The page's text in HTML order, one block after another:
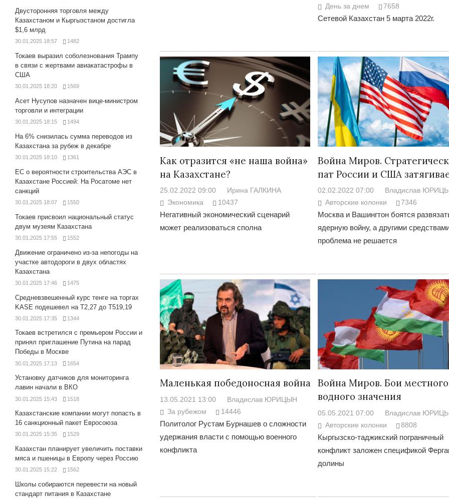
День за днем
7658
Сетевой Казахстан 5 марта 2022г.
Как отразится «не наша война»
на Казахстане?
25.02.2022 09:00
Ирина ГАЛКИНА
Экономика
10437
Негативный экономический сценарий
может реализоваться сполна
Война Миров.
пат России и США
02.02.2022 07:00
Владислав
Авторские колонки
7346
Москва и Вашингтон боятся
ядерную войну, а другими
проблема не решается
Маленькая победоносная война
13.05.2021 13:00
Владислав ЮРИЦЫН
За рубежом
14446
Политолог Рустам Бурнашев о сложности
удержания власти с помощью военного
конфликта
Война Миров. Бои местного
водного значения
05.05.2021 07:00
Владислав
Авторские колонки
8808
Кыргызско-таджикский пограничный
конфликт заложен спецификой
долины
Двусторонняя торговля между
Казахстаном и Кыргызстаном достигла
$1,6 млрд
30.01.2025 18:57 1482
Токаев выразил соболезнования Трампу
в связи с жертвами авиакатастрофы в
США
30.01.2025 18:20 1569
Асет Нусупов назначен вице-министром
торговли и интеграции
30.01.2025 18:15 1494
На 6% снизилась сумма переводов из
Казахстана за рубеж в декабре
30.01.2025 18:10 1361
ЕС о вероятности строительства АЭС в
Казахстане Россией: На Росатоме нет
санкций
30.01.2025 18:07 1550
Токаев присвоил национальный статус
двум музеям Казахстана
30.01.2025 17:55 1552
Движение ограничено из-за непогоды на
участке автодороги в двух областях
Казахстана
30.01.2025 17:46 1475
Средневзвешенный курс тенге на торгах
KASE подешевел на Т2,27 до Т519,19
30.01.2025 17:35 1344
Токаев встретился с премьером России и
принял приглашение Путина на парад
Победы в Москве
30.01.2025 17:13 1654
Установку датчиков для мониторинга
лавин начали в ВКО
30.01.2025 15:43 1518
Казахстанские компании могут попасть в
16 санкционный пакет Евросоюза
30.01.2025 15:35 1529
Казахстан планирует увеличить поставки
мяса и пшеницы в Европу через Россию
30.01.2025 15:22 1562
Школы собираются перевести на новый
стандарт питания в Казахстане